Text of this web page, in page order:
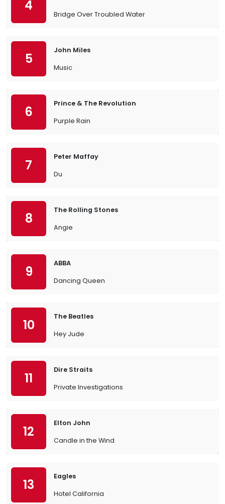
4
Bridge Over Troubled Water
5
John Miles
Music
6
Prince & The Revolution
Purple Rain
7
Peter Maffay
Du
8
The Rolling Stones
Angie
9
ABBA
Dancing Queen
10
The Beatles
Hey Jude
11
Dire Straits
Private Investigations
12
Elton John
Candle in the Wind
13
Eagles
Hotel California